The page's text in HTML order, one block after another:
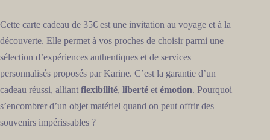
Cette carte cadeau de 35€ est une invitation au voyage et à la
découverte. Elle permet à vos proches de choisir parmi une
sélection d’expériences authentiques et de services
personnalisés proposés par Karine. C’est la garantie d’un
cadeau réussi, alliant flexibilité, liberté et émotion. Pourquoi
s’encombrer d’un objet matériel quand on peut offrir des
souvenirs impérissables ?